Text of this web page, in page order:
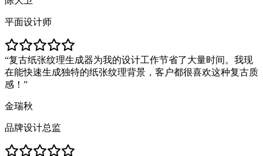
平面设计师
复古纸张纹理生成器为我的设计工作节省了大量时间。我现
在能快速生成独特的纸张纹理背景，客户都很喜欢这种复古质
感！
金瑞秋
品牌设计总监